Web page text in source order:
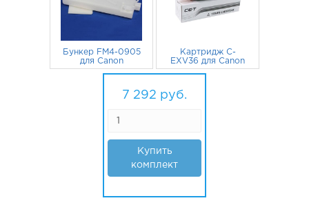
Бункер FM4-0905
для Canon
imageRUNNER
6055, 6265, iR-
6255, 6065, 8105,
Картридж C-
EXV36 для Canon
imageRUNNER
6055, 6265, iR-
6255, 6065 (тонер
7 292 руб.
Купить
комплект